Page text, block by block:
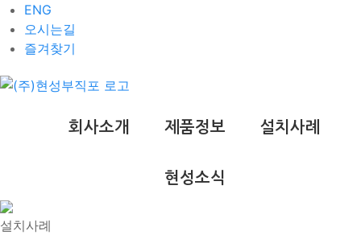
ENG
오시는길
즐겨찾기
회사소개 제품정보 설치사례
현성소식
설치사례